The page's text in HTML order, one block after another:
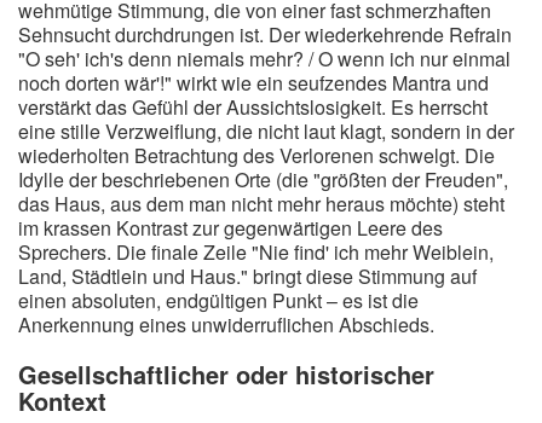
wehmütige Stimmung, die von einer fast schmerzhaften
Sehnsucht durchdrungen ist. Der wiederkehrende Refrain
"O seh' ich's denn niemals mehr? / O wenn ich nur einmal
noch dorten wär'!" wirkt wie ein seufzendes Mantra und
verstärkt das Gefühl der Aussichtslosigkeit. Es herrscht
eine stille Verzweiflung, die nicht laut klagt, sondern in der
wiederholten Betrachtung des Verlorenen schwelgt. Die
Idylle der beschriebenen Orte (die "größten der Freuden",
das Haus, aus dem man nicht mehr heraus möchte) steht
im krassen Kontrast zur gegenwärtigen Leere des
Sprechers. Die finale Zeile "Nie find' ich mehr Weiblein,
Land, Städtlein und Haus." bringt diese Stimmung auf
einen absoluten, endgültigen Punkt – es ist die
Anerkennung eines unwiderruflichen Abschieds.
Gesellschaftlicher oder historischer
Kontext